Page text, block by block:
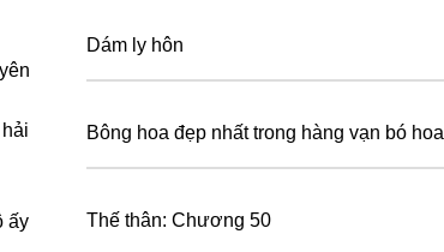
ấy
Dám ly hôn
Bông hoa đẹp nhất trong hàng vạn bó hoa
Thế thân: Chương 50